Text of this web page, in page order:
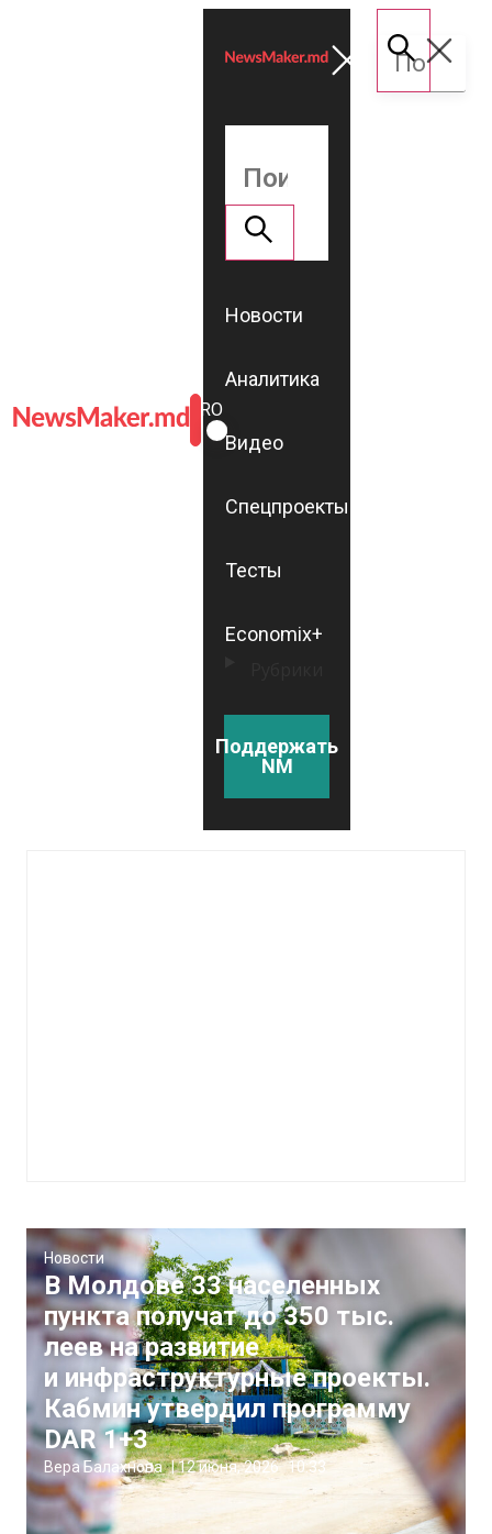
ROMÂNĂ
RU
Новости
Аналитика
Видео
Спецпроекты
Тесты
Economix+
Поддержать
NM
Новости
В Молдове 33 населенных
пункта получат до 350 тыс.
леев на развитие
и инфраструктурные проекты.
Кабмин утвердил программу
DAR 1+3
Вера Балахнова |12 июня, 2026 10:33